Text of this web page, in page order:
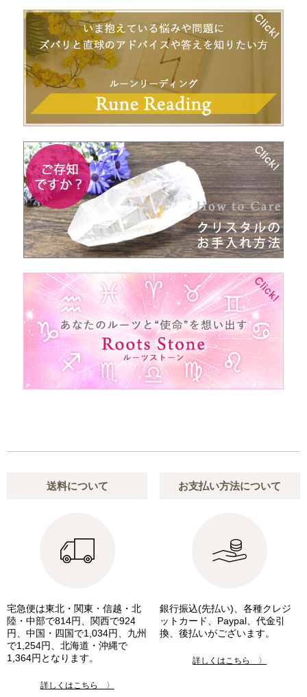
送料について
宅急便は東北・関東・信越・北
陸・中部で814円、関西で924
円、中国・四国で1,034円、九州
で1,254円、北海道・沖縄で
1,364円となります。
詳しくはこちら 〉
お支払い方法について
銀行振込(先払い)、各種クレジ
ットカード、Paypal、代金引
換、後払いがございます。
詳しくはこちら 〉